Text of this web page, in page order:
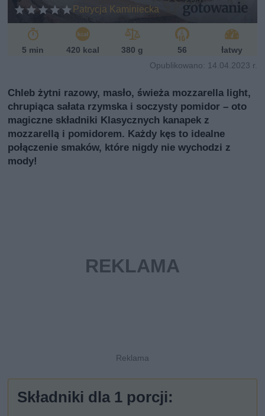
Patrycja Kaminiecka
ń
sk
5 min 420 kcal 380 g 56
łatwy
Opublikowano: 14.04.2023 r.
Chleb żytni razowy, masło, świeża mozzarella light,
chrupiąca sałata rzymska i soczysty pomidor – oto
magiczne składniki Klasycznych kanapek z
mozzarellą i pomidorem. Każdy kęs to idealne
połączenie smaków, które nigdy nie wychodzi z
mody!
Składniki dla 1 porcji: